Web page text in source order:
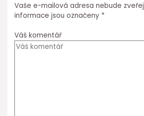
Vaše e-mailová adresa nebude
informace jsou označeny *
Váš komentář